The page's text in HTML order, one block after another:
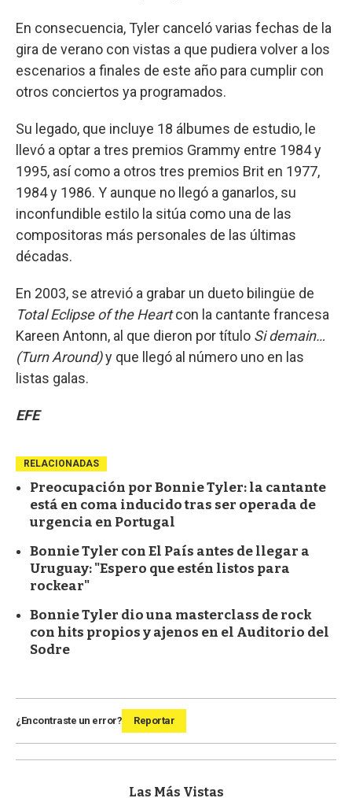
En consecuencia, Tyler canceló varias fechas de la
gira de verano con vistas a que pudiera volver a los
escenarios a finales de este año para cumplir con
otros conciertos ya programados.
Su legado, que incluye 18 álbumes de estudio, le
llevó a optar a tres premios Grammy entre 1984 y
1995, así como a otros tres premios Brit en 1977,
1984 y 1986. Y aunque no llegó a ganarlos, su
inconfundible estilo la sitúa como una de las
compositoras más personales de las últimas
décadas.
En 2003, se atrevió a grabar un dueto bilingüe de
Total Eclipse of the Heartcon la cantante francesa
Kareen Antonn, al que dieron por título Si demain…
(Turn Around)y que llegó al número uno en las
listas galas.
EFE
RELACIONADAS
Preocupación por Bonnie Tyler: la cantante
está en coma inducido tras ser operada de
urgencia en Portugal
Bonnie Tyler con El País antes de llegar a
Uruguay: "Espero que estén listos para
rockear"
Bonnie Tyler dio una masterclass de rock
con hits propios y ajenos en el Auditorio del
Sodre
¿Encontraste un error? Reportar
Las Más Vistas